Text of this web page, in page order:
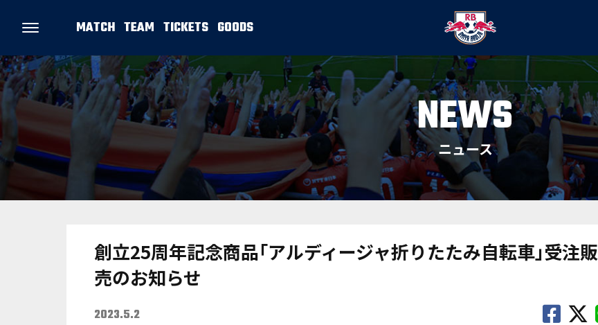
MATCH TEAM TICKETS GOODS
NEWS
ニュース
創立25周年記念商品｢アルディージャ折りたたみ自転車｣受注販
売のお知らせ
2023.5.2